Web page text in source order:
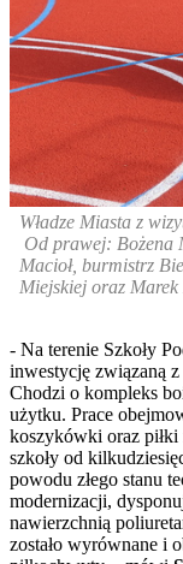
Władze Miasta z
Od prawej: Bożena
Macioł, burmistrz
Miejskiej oraz
- Na terenie Szkoły
inwestycję związaną
Chodzi o kompleks
użytku. Prace
koszykówki oraz piłki
szkoły od
powodu złego stanu
modernizacji,
nawierzchnią
zostało wyrównane i